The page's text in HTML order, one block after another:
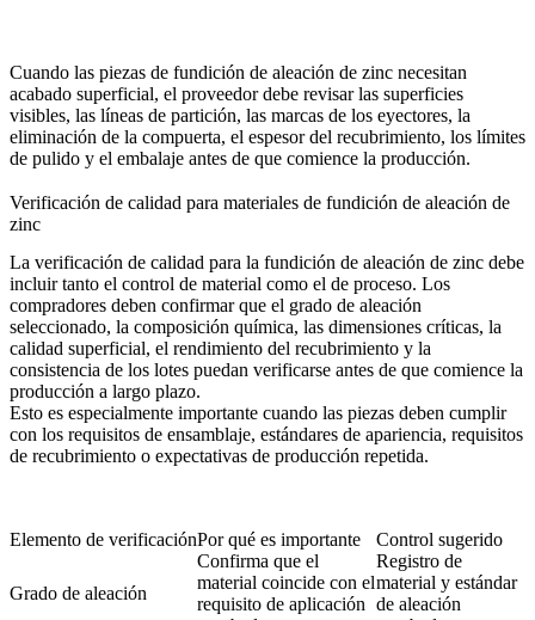
Cuando las piezas de fundición de aleación de zinc necesitan
acabado superficial, el proveedor debe revisar las superficies
visibles, las líneas de partición, las marcas de los eyectores, la
eliminación de la compuerta, el espesor del recubrimiento, los límites
de pulido y el embalaje antes de que comience la producción.
Verificación de calidad para materiales de fundición de aleación de
zinc
La verificación de calidad para la fundición de aleación de zinc debe
incluir tanto el control de material como el de proceso. Los
compradores deben confirmar que el grado de aleación
seleccionado, la composición química, las dimensiones críticas, la
calidad superficial, el rendimiento del recubrimiento y la
consistencia de los lotes puedan verificarse antes de que comience la
producción a largo plazo.
Esto es especialmente importante cuando las piezas deben cumplir
con los requisitos de ensamblaje, estándares de apariencia, requisitos
de recubrimiento o expectativas de producción repetida.
Elemento de verificaciónPor qué es importante Control sugerido
Grado de aleación
Confirma que el
material coincide con el
requisito de aplicación
Registro de
material y estándar
de aleación